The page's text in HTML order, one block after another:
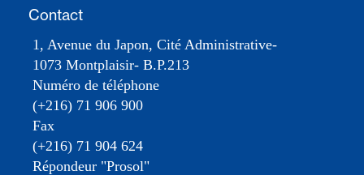
Contact
1, Avenue du Japon, Cité Administrative-
1073 Montplaisir- B.P.213
Numéro de téléphone
(+216) 71 906 900
Fax
(+216) 71 904 624
Répondeur "Prosol"